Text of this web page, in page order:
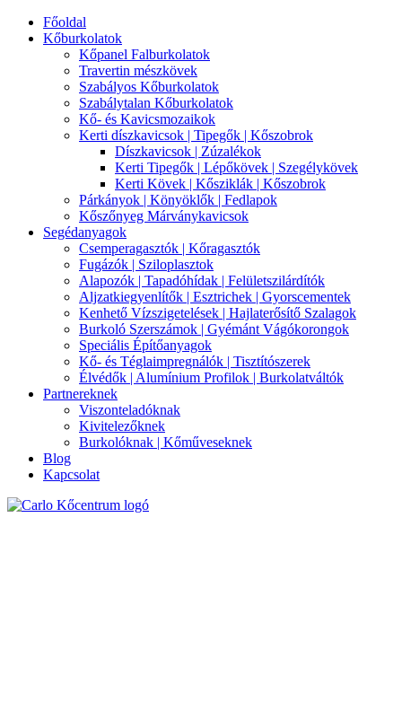
Főoldal
Kőburkolatok
Kőpanel Falburkolatok
Travertin mészkövek
Szabályos Kőburkolatok
Szabálytalan Kőburkolatok
Kő- és Kavicsmozaikok
Kerti díszkavicsok | Tipegők | Kőszobrok
Díszkavicsok | Zúzalékok
Kerti Tipegők | Lépőkövek | Szegélykövek
Kerti Kövek | Kősziklák | Kőszobrok
Párkányok | Könyöklők | Fedlapok
Kőszőnyeg Márványkavicsok
Segédanyagok
Csemperagasztók | Kőragasztók
Fugázók | Sziloplasztok
Alapozók | Tapadóhídak | Felületszilárdítók
Aljzatkiegyenlítők | Esztrichek | Gyorscementek
Kenhető Vízszigetelések | Hajlaterősítő Szalagok
Burkoló Szerszámok | Gyémánt Vágókorongok
Speciális Építőanyagok
Kő- és Téglaimpregnálók | Tisztítószerek
Élvédők | Alumínium Profilok | Burkolatváltók
Partnereknek
Viszonteladóknak
Kivitelezőknek
Burkolóknak | Kőműveseknek
Blog
Kapcsolat